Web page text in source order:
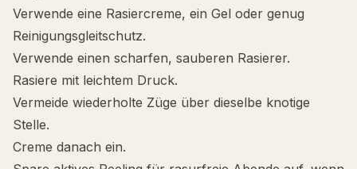
Verwende eine Rasiercreme, ein Gel oder genug
Reinigungsgleitschutz.
Verwende einen scharfen, sauberen Rasierer.
Rasiere mit leichtem Druck.
Vermeide wiederholte Züge über dieselbe knotige
Stelle.
Creme danach ein.